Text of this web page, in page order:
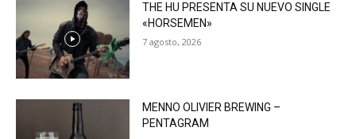
THE HU PRESENTA SU NUEVO SINGLE
«HORSEMEN»
7 agosto, 2026
MENNO OLIVIER BREWING –
PENTAGRAM